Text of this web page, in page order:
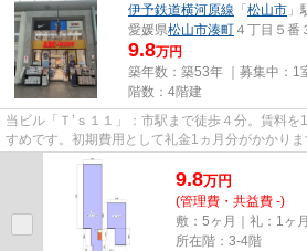
伊予鉄道横河原線 「 松山市 」
愛媛県松山市湊町 ４丁目５番
9.8万円
築年数：築53年 ｜募集中： 1
階数：4階建
当ビル「Ｔ’ｓ１１」：市駅まで徒歩４分。賃料
すめです。初期費用として礼金1ヵ月分がかかり
ので内装のレイアウトも自由...
9.8万円
(管理費・共益費 -)
敷：5ヶ月｜礼：1ヶ月
所在階：3-4階